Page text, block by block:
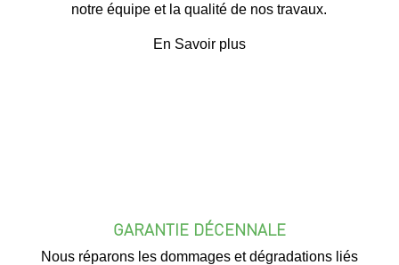
notre équipe et la qualité de nos travaux.
En Savoir plus
GARANTIE DÉCENNALE
Nous réparons les dommages et dégradations liés